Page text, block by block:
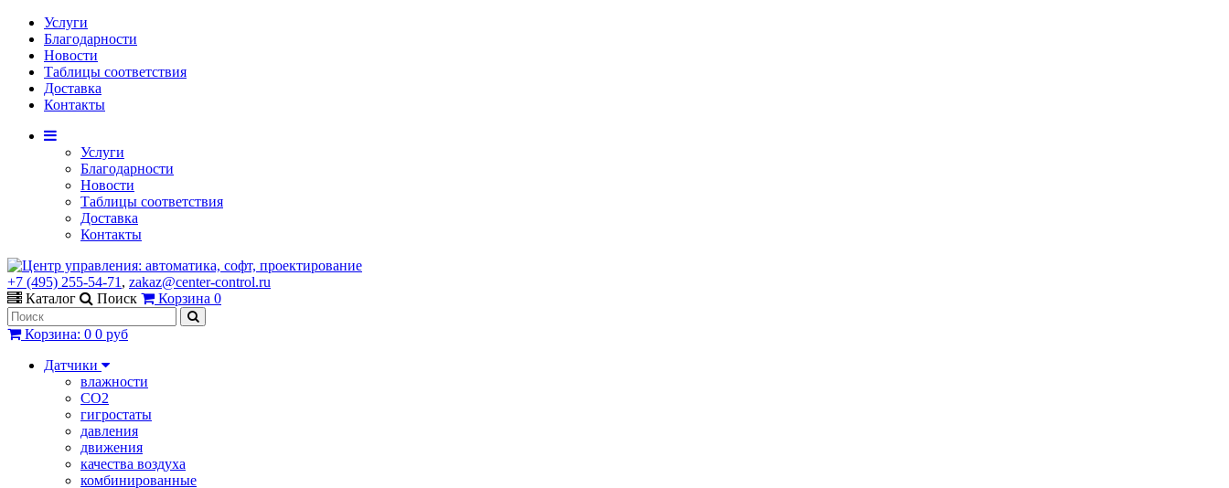
Услуги
Благодарности
Новости
Таблицы соответствия
Доставка
Контакты
Услуги
Благодарности
Новости
Таблицы соответствия
Доставка
Контакты
+7 (495) 255-54-71 , zakaz@center-control.ru
Каталог
Поиск Корзина 0
Корзина: 0 0 руб
Датчики
влажности
CO2
гигростаты
давления
движения
качества воздуха
комбинированные